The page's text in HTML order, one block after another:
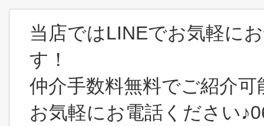
当店ではLINEでお気軽に
す！
仲介手数料無料でご紹介
お気軽にお電話ください